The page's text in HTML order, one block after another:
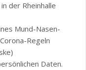
der Rheinhalle
Mund-Nasen-
Regeln
Daten.